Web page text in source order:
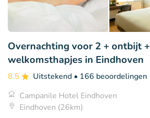
Overnachting voor 2 + ontbijt +
welkomsthapjes in Eindhoven
8.5 Uitstekend • 166 beoordelingen
Campanile Hotel Eindhoven
Eindhoven (26km)